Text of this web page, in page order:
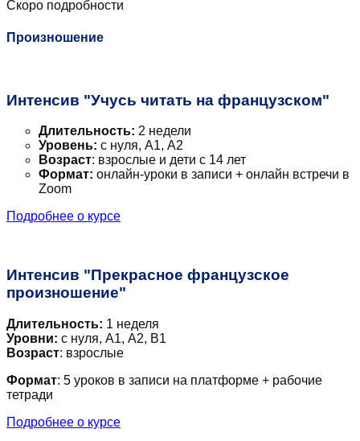
Скоро подробности
Произношение
Интенсив "Учусь читать на французском"
Длительность: 2 недели
Уровень: с нуля, А1, А2
Возраст: взрослые и дети с 14 лет
Формат: онлайн-уроки в записи + онлайн встречи в
Zoom
Подробнее о курсе
Интенсив "Прекрасное французское
произношение"
Длительность: 1 неделя
Уровни: с нуля, А1, А2, В1
Возраст: взрослые
Формат: 5 уроков в записи на платформе + рабочие
тетради
Подробнее о курсе